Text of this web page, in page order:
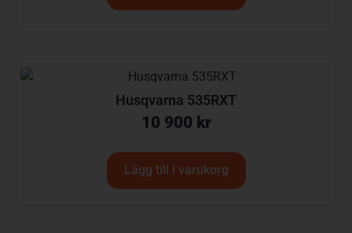
Husqvarna 535RXT
10 900 kr
Lägg till i varukorg